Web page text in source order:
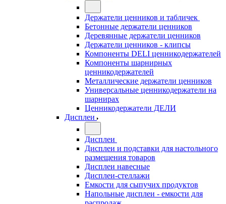
Держатели ценников и табличек
Бетонные держатели ценников
Деревянные держатели ценников
Держатели ценников - клипсы
Компоненты DELI ценникодержателей
Компоненты шарнирных
ценникодержателей
Металлические держатели ценников
Универсальные ценникодержатели на
шарнирах
Ценникодержатели ДЕЛИ
Дисплеи
Дисплеи
Дисплеи и подставки для настольного
размещения товаров
Дисплеи навесные
Дисплеи-стеллажи
Емкости для сыпучих продуктов
Напольные дисплеи - емкости для